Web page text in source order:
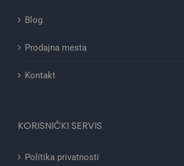
Blog
Prodajna mesta
Kontakt
KORISNIČKI SERVIS
Politika privatnosti